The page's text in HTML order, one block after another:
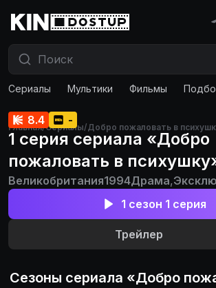
Сериалы Мультики Фильмы
Главная/Сериалы/Добро пожаловать в
8.4 -
1 серия сериала «Добро
пожаловать в
Великобритания1994Драма,
1 сезон 1 серия
Трейлер
Сезоны сериала «Добро